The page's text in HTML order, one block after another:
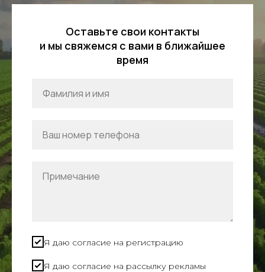
Оставьте свои контакты
и мы свяжемся с вами в ближайшее
время
Я даю согласие на регистрацию
Я даю согласие на рассылку рекламы